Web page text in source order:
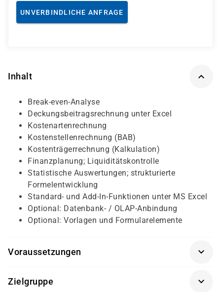
UNVERBINDLICHE ANFRAGE
Inhalt
Break-even-Analyse
Deckungsbeitragsrechnung unter Excel
Kostenartenrechnung
Kostenstellenrechnung (BAB)
Kostenträgerrechnung (Kalkulation)
Finanzplanung; Liquiditätskontrolle
Statistische Auswertungen; strukturierte
Formelentwicklung
Standard- und Add-In-Funktionen unter MS Excel
Optional: Datenbank- / OLAP-Anbindung
Optional: Vorlagen und Formularelemente
Voraussetzungen
Vorkenntnisse mitbringen:
Zielgruppe